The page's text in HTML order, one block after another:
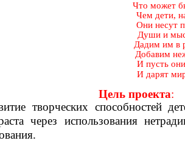
Что может
Чем дети, наши с
Они несут по всей
Души и мысли
Дадим им в руки
Добавим нежности
И пусть они
И дарят миру
Цель проекта:
творческих способностей
через использования